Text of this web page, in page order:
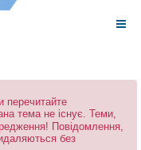
перечитайте
тема не існує. Теми,
Повідомлення,
без